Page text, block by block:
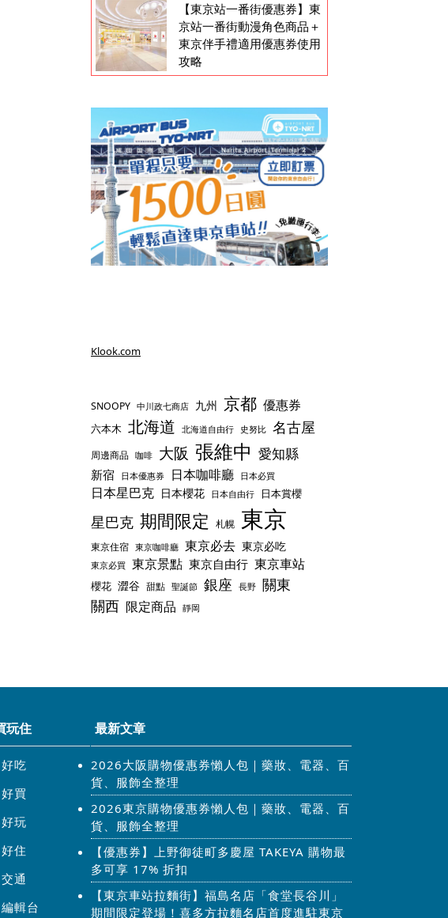
【東京站一番街優惠券】東
京站一番街動漫角色商品＋
東京伴手禮適用優惠券使用
攻略
Klook.com
SNOOPY 中川政七商店 九州 京都 優惠券
六本木 北海道 北海道自由行 史努比 名古屋
周邊商品 咖啡 大阪 張維中 愛知縣
新宿 日本優惠券 日本咖啡廳 日本必買
日本星巴克 日本櫻花 日本自由行 日本賞櫻
星巴克 期間限定 札幌 東京
東京住宿 東京咖啡廳 東京必去 東京必吃
東京必買 東京景點 東京自由行 東京車站
櫻花 澀谷 甜點 聖誕節 銀座 長野 關東
關西 限定商品 靜岡
玩住
好吃
好買
好玩
好住
交通
編輯台
最新文章
2026大阪購物優惠券懶人包｜藥妝、電器、百
貨、服飾全整理
2026東京購物優惠券懶人包｜藥妝、電器、百
貨、服飾全整理
【優惠券】上野御徒町多慶屋 TAKEYA 購物最
多可享 17% 折扣
【東京車站拉麵街】福島名店「食堂長谷川」
期間限定登場！喜多方拉麵名店首度進駐東京